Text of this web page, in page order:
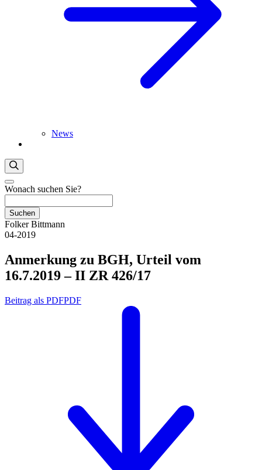
News
Wonach suchen Sie?
Suchen
Folker Bittmann
04-2019
Anmerkung zu BGH, Urteil vom
16.7.2019 – II ZR 426/17
Beitrag als PDFPDF